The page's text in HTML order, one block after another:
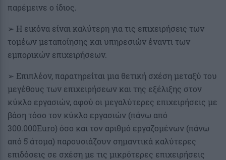
παρέμεινε ο ίδιος.
➢ Η εικόνα είναι καλύτερη για τις επιχειρήσεις των
τομέων μεταποίησης και υπηρεσιών έναντι των
εμπορικών επιχειρήσεων.
➢ Επιπλέον, παρατηρείται μια θετική σχέση μεταξύ του
μεγέθους των επιχειρήσεων και της εξέλιξης στον
κύκλο εργασιών, αφού οι μεγαλύτερες επιχειρήσεις με
βάση τόσο τον κύκλο εργασιών (πάνω από
300.000Euro) όσο και τον αριθμό εργαζομένων (πάνω
από 5 άτομα) παρουσιάζουν σημαντικά καλύτερες
επιδόσεις σε σχέση με τις μικρότερες επιχειρήσεις